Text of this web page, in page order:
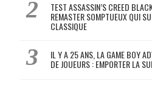
TEST ASSASSIN’S CREED
REMASTER SOMPTUEUX QUI
CLASSIQUE
IL Y A 25 ANS, LA GAME BOY
DE JOUEURS : EMPORTER LA